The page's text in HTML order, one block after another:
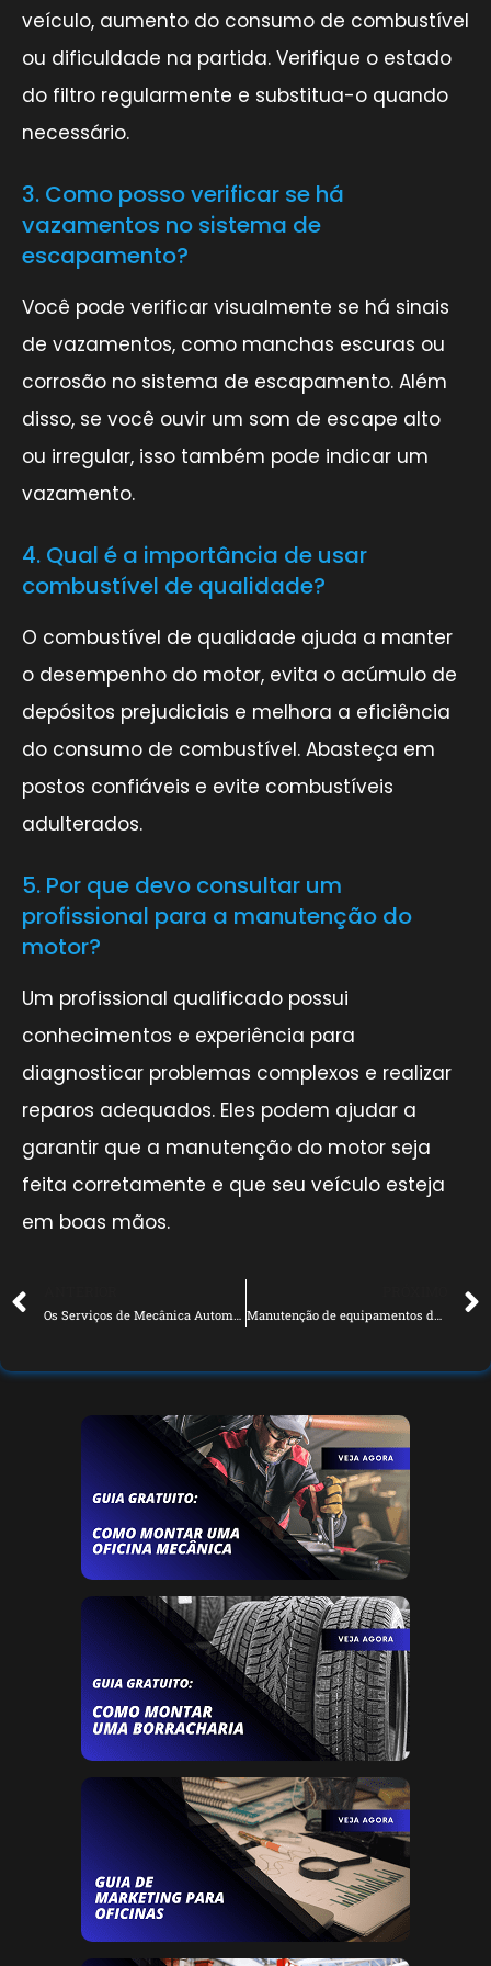
veículo, aumento do consumo de combustível
ou dificuldade na partida. Verifique o estado
do filtro regularmente e substitua-o quando
necessário.
3. Como posso verificar se há
vazamentos no sistema de
escapamento?
Você pode verificar visualmente se há sinais
de vazamentos, como manchas escuras ou
corrosão no sistema de escapamento. Além
disso, se você ouvir um som de escape alto
ou irregular, isso também pode indicar um
vazamento.
4. Qual é a importância de usar
combustível de qualidade?
O combustível de qualidade ajuda a manter
o desempenho do motor, evita o acúmulo de
depósitos prejudiciais e melhora a eficiência
do consumo de combustível. Abasteça em
postos confiáveis e evite combustíveis
adulterados.
5. Por que devo consultar um
profissional para a manutenção do
motor?
Um profissional qualificado possui
conhecimentos e experiência para
diagnosticar problemas complexos e realizar
reparos adequados. Eles podem ajudar a
garantir que a manutenção do motor seja
feita corretamente e que seu veículo esteja
em boas mãos.
Os Serviços de Mecânica Automotiva Mais Procurados pelos Clientes Manutenção de equipamentos da oficina